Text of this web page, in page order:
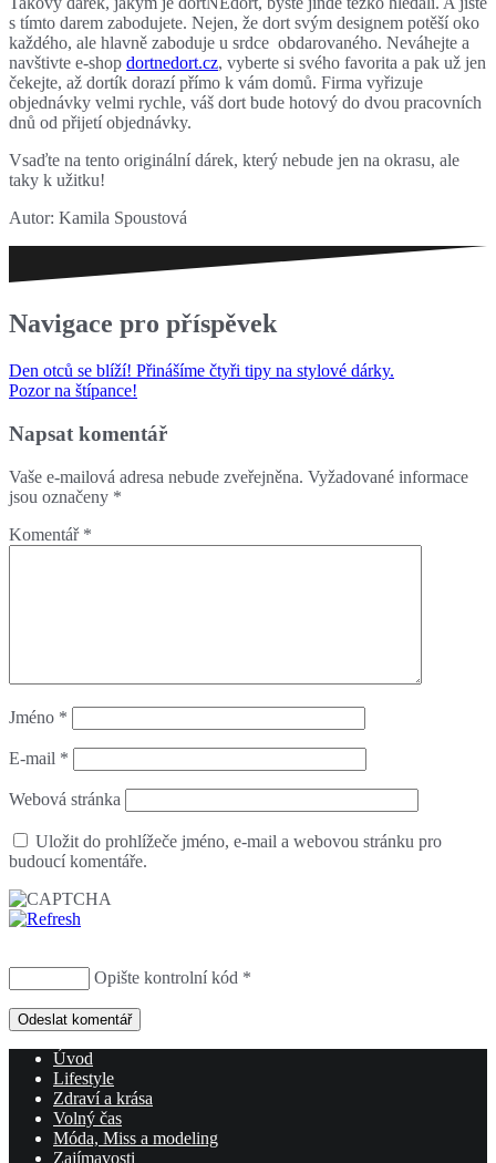
s tímto darem zabodujete. Nejen, že dort svým designem potěší oko
každého, ale hlavně zaboduje u srdce obdarovaného. Neváhejte a
navštivte e-shop dortnedort.cz, vyberte si svého favorita a pak už jen
čekejte, až dortík dorazí přímo k vám domů. Firma vyřizuje
objednávky velmi rychle, váš dort bude hotový do dvou pracovních
dnů od přijetí objednávky.
Vsaďte na tento originální dárek, který nebude jen na okrasu, ale
taky k užitku!
Autor: Kamila Spoustová
Navigace pro příspěvek
Den otců se blíží! Přinášíme čtyři tipy na stylové dárky.
Pozor na štípance!
Napsat komentář
Vaše e-mailová adresa nebude zveřejněna. Vyžadované informace
jsou označeny *
Komentář *
Jméno *
E-mail *
Webová stránka
Uložit do prohlížeče jméno, e-mail a webovou stránku pro
budoucí komentáře.
Opište kontrolní kód *
Úvod
Lifestyle
Zdraví a krása
Volný čas
Móda, Miss a modeling
Zajímavosti